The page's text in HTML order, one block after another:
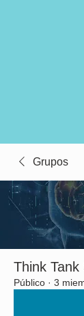
Grupos
Think Tank
Público · 3